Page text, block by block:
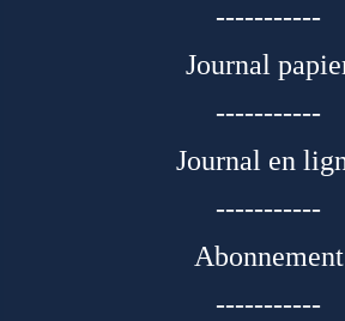
-----------
Journal
-----------
Journal en
-----------
Abonnement
-----------